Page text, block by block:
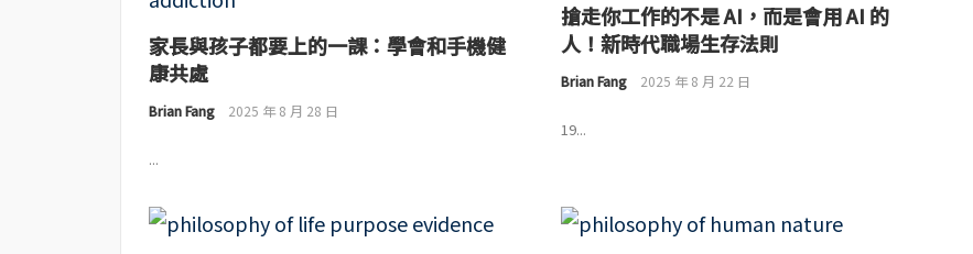
家長與孩子都要上的一課：學會和手機健
康共處
Brian Fang 2025 年 8 月 28 日
...
搶走你工作的不是 AI，而是會用 AI 的
人！新時代職場生存法則
Brian Fang 2025 年 8 月 22 日
19...